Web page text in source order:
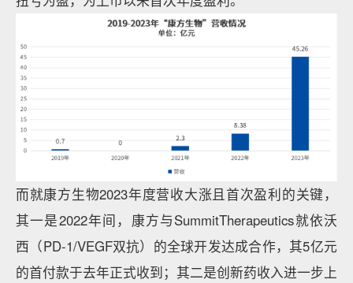
而就康方生物2023年度营收大涨且首次盈利的关键，
其一是2022年间，康方与SummitTherapeutics就依沃
西（PD-1/VEGF双抗）的全球开发达成合作，其5亿元
的首付款于去年正式收到；其二是创新药收入进一步上